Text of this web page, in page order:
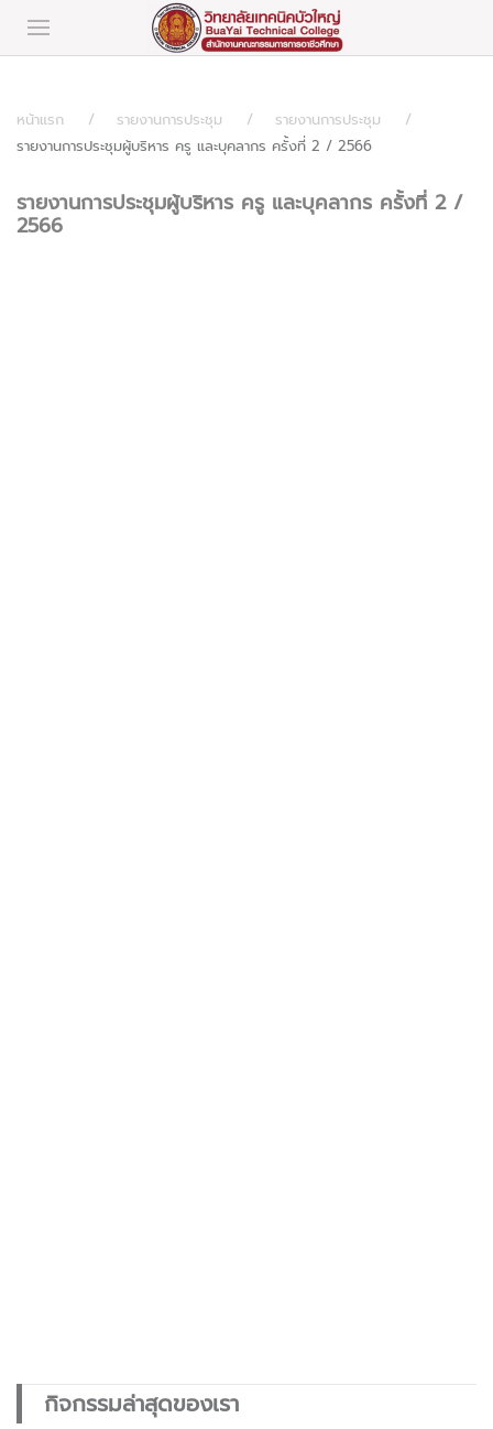
หน้าแรก รายงานการประชุม
รายงานการประชุม
รายงานการประชุมผู้บริหาร ครู และบุคลากร ครั้งที่ 2 / 2566
รายงานการประชุมผู้บริหาร ครู และบุคลากร ครั้งที่ 2 /
2566
กิจกรรมล่าสุดของเรา